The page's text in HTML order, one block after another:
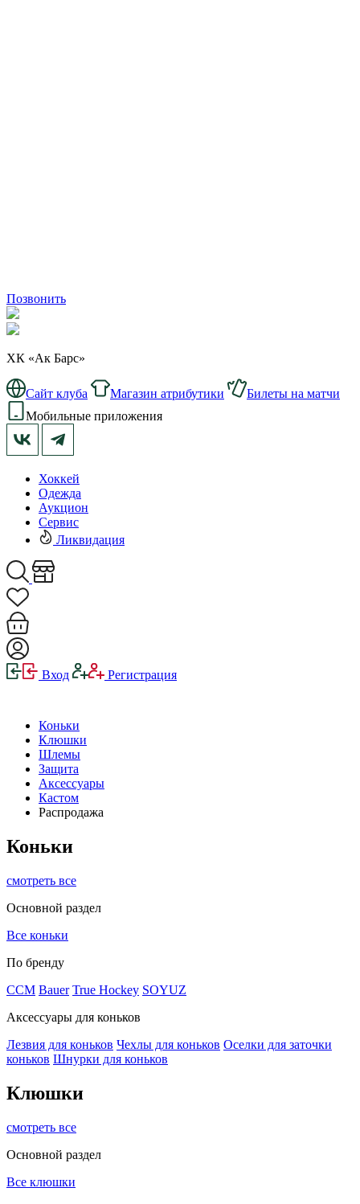
Позвонить
ХК «Ак Барс»
Сайт клуба Магазин атрибутики
Билеты на матчи
Мобильные приложения
Хоккей
Одежда
Аукцион
Сервис
Ликвидация
Вход Регистрация
Коньки
Клюшки
Шлемы
Защита
Аксессуары
Кастом
Распродажа
Коньки
смотреть все
Основной раздел
Все коньки
По бренду
ССМ Bauer True Hockey SOYUZ
Аксессуары для коньков
Лезвия для коньков Чехлы для коньков Оселки для заточки
коньков Шнурки для коньков
Клюшки
смотреть все
Основной раздел
Все клюшки